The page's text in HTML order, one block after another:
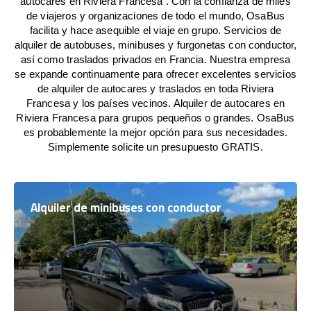
de viajeros y organizaciones de todo el mundo, OsaBus
facilita y hace asequible el viaje en grupo. Servicios de
alquiler de autobuses, minibuses y furgonetas con conductor,
así como traslados privados en Francia. Nuestra empresa
se expande continuamente para ofrecer excelentes servicios
de alquiler de autocares y traslados en toda Riviera
Francesa y los países vecinos. Alquiler de autocares en
Riviera Francesa para grupos pequeños o grandes. OsaBus
es probablemente la mejor opción para sus necesidades.
Simplemente solicite un presupuesto GRATIS.
Alquiler de minibuses con conductor